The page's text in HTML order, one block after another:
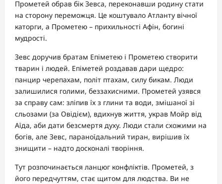
Прометей обрав бік Зевса, переконавши родину стати
на сторону переможця. Це коштувало Атланту вічної
каторги, а Прометею – прихильності Афін, богині
мудрості.
Зевс доручив братам Епіметею і Прометею створити
тварин і людей. Епіметей роздавав дари щедро:
панцир черепахам, політ птахам, силу бикам. Люди
залишилися голими, беззахисними. Прометей узявся
за справу сам: зліпив їх з глини та води, змішаної зі
сльозами (за Овідієм), вдихнув життя, украв Мойр від
Аїда, аби дати безсмертя духу. Люди стали схожими на
богів, але Зевс, параноїдальний тиран, вирішив їх
знищити – надто досконалі творіння.
Тут розпочинається ланцюг конфліктів. Прометей, з
його передчуттям, стає щитом для людства. Ви не